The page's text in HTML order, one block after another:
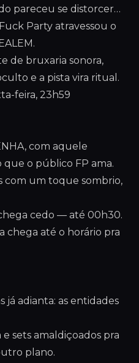
pareceu se distorcer…
Party atravessou o
de bruxaria sonora,
e a pista vira ritual.
feira, 23h59
com aquele
o público FP ama.
com um toque sombrio,
cedo — até 00h30.
chega até o horário pra
adianta: as entidades
e sets amaldiçoados pra
plano.